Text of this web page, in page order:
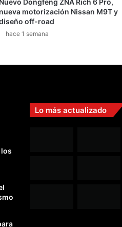
nueva motorización Nissan M9T y
off-road
hace 1 semana
Lo más actualizado